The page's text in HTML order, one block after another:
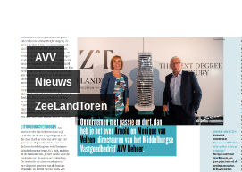
AVV
Nieuws
ZeeLandToren